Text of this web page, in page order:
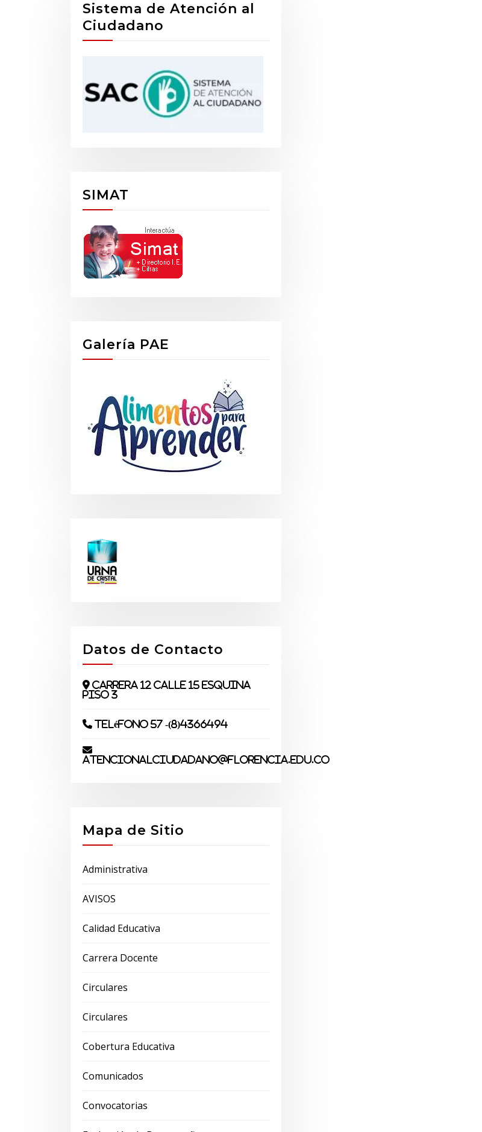
Sistema de Atención al
Ciudadano
SIMAT
Galería PAE
Datos de Contacto
Carrera 12 Calle 15 Esquina
piso 3
Teléfono 57 -(8)4366494
atencionalciudadano@florencia.edu.co
Mapa de Sitio
Administrativa
AVISOS
Calidad Educativa
Carrera Docente
Circulares
Circulares
Cobertura Educativa
Comunicados
Convocatorias